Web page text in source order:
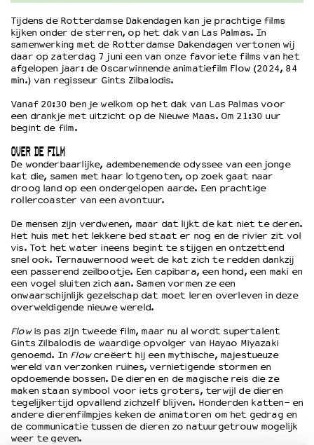
OVER LANTARENVENSTER
Wat we doen
Werken bij
Wie is wie
Word vriend
Historie
Huisregels
Privacyverklaring
Integriteits- en gedragscode
Duurzaamheid
Culturele boycot Israël
Ruimte voor artistieke vrijheid – VNPF
Tijdens de Rotterdamse Dakendagen kan je prachtige films
kijken onder de sterren, op het dak van Las Palmas. In
samenwerking met de Rotterdamse Dakendagen vertonen wij
daar op zaterdag 7 juni een van onze favoriete films van het
afgelopen jaar: de Oscarwinnende animatiefilm Flow (2024, 84
min.) van regisseur Gints Zilbalodis.
Vanaf 20:30 ben je welkom op het dak van Las Palmas voor
een drankje met uitzicht op de Nieuwe Maas. Om 21:30 uur
begint de film.
OVER DE FILM
De wonderbaarlijke, adembenemende odyssee van een jonge
kat die, samen met haar lotgenoten, op zoek gaat naar
droog land op een ondergelopen aarde. Een prachtige
rollercoaster van een avontuur.
De mensen zijn verdwenen, maar dat lijkt de kat niet te deren.
Het huis met het lekkere bed staat er nog en de rivier zit vol
vis. Tot het water ineens begint te stijgen en ontzettend
snel ook. Ternauwernood weet de kat zich te redden dankzij
een passerend zeilbootje. Een capibara, een hond, een maki en
een vogel sluiten zich aan. Samen vormen ze een
onwaarschijnlijk gezelschap dat moet leren overleven in deze
overweldigende nieuwe wereld.
Flowis pas zijn tweede film, maar nu al wordt supertalent
Gints Zilbalodis de waardige opvolger van Hayao Miyazaki
genoemd. In Flowcreëert hij een mythische, majestueuze
wereld van verzonken ruïnes, vernietigende stormen en
opdoemende bossen. De dieren en de magische reis die ze
maken staan symbool voor iets groters, terwijl de dieren
tegelijkertijd opvallend zichzelf blijven. Honderden katten- en
andere dierenfilmpjes keken de animatoren om het gedrag en
de communicatie tussen de dieren zo natuurgetrouw mogelijk
weer te geven.